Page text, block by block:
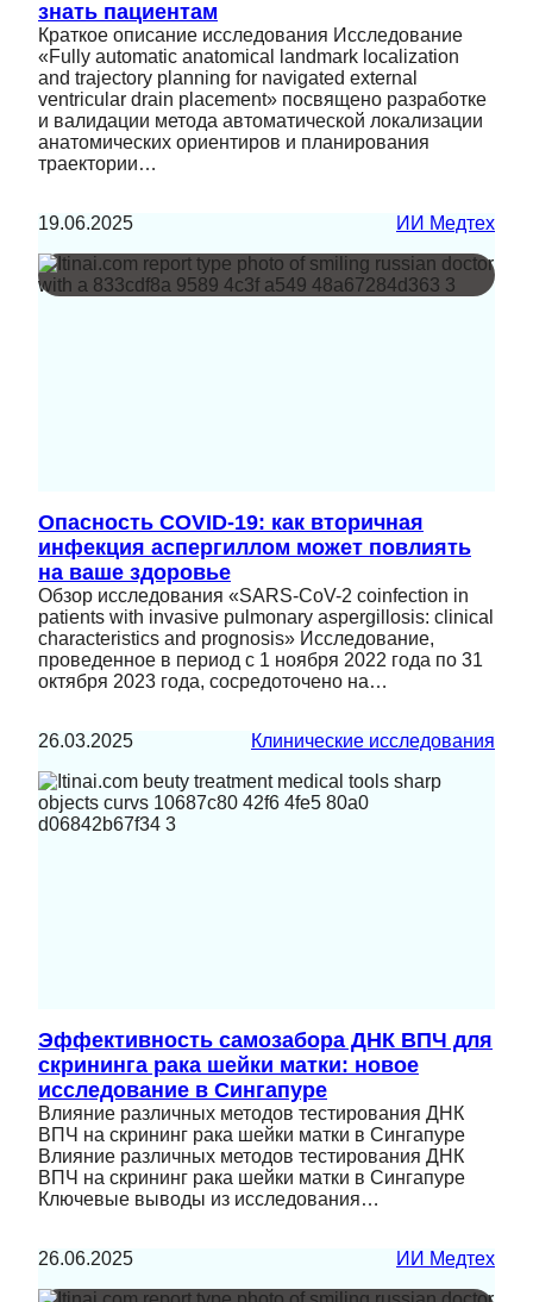
знать пациентам
Краткое описание исследования Исследование
«Fully automatic anatomical landmark localization
and trajectory planning for navigated external
ventricular drain placement» посвящено разработке
и валидации метода автоматической локализации
анатомических ориентиров и планирования
траектории…
19.06.2025 ИИ Медтех
Опасность COVID-19: как вторичная
инфекция аспергиллом может повлиять
на ваше здоровье
Обзор исследования «SARS-CoV-2 coinfection in
patients with invasive pulmonary aspergillosis: clinical
characteristics and prognosis» Исследование,
проведенное в период с 1 ноября 2022 года по 31
октября 2023 года, сосредоточено на…
26.03.2025 Клинические исследования
Эффективность самозабора ДНК ВПЧ для
скрининга рака шейки матки: новое
исследование в Сингапуре
Влияние различных методов тестирования ДНК
ВПЧ на скрининг рака шейки матки в Сингапуре
Влияние различных методов тестирования ДНК
ВПЧ на скрининг рака шейки матки в Сингапуре
Ключевые выводы из исследования…
26.06.2025 ИИ Медтех